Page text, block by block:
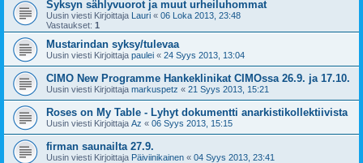
Syksyn sählyvuorot ja muut urheiluhommat
Uusin viesti Kirjoittaja Lauri « 06 Loka 2013, 23:48
Vastaukset: 1
Mustarindan syksy/tulevaa
Uusin viesti Kirjoittaja paulei « 24 Syys 2013, 13:04
CIMO New Programme Hankeklinikat CIMOssa 26.9. ja 17.10.
Uusin viesti Kirjoittaja markuspetz « 21 Syys 2013, 15:21
Roses on My Table - Lyhyt dokumentti anarkistikollektiivista
Uusin viesti Kirjoittaja Az « 06 Syys 2013, 15:15
firman saunailta 27.9.
Uusin viesti Kirjoittaja Päiviinikainen « 04 Syys 2013, 23:41